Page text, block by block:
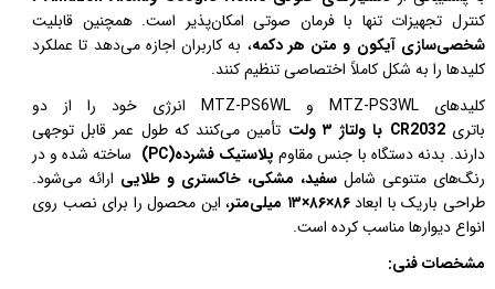
کنترل تجهیزات تنها با فرمان صوتی امکان‌پذیر است. همچنین قابلیت
شخصی‌سازی آیکون و متن هر دکمه، به کاربران اجازه می‌دهد تا عملکرد
کلیدها را به شکل کاملاً اختصاصی تنظیم کنند.
کلیدهای MTZ-PS3WL و MTZ-PS6WL انرژی خود را از دو
باتری CR2032 با ولتاژ ۳ولت تأمین می‌کنند که طول عمر قابل توجهی
دارند. بدنه دستگاه با جنس مقاوم پلاستیک فشرده(PC) ساخته شده و در
رنگ‌های متنوعی شامل سفید، مشکی، خاکستری و طلایی ارائه می‌شود.
طراحی باریک با ابعاد۸۶×۸۶×۱۳ میلی‌متر، این محصول را برای نصب روی
انواع دیوارها مناسب کرده است.
مشخصات فنی: